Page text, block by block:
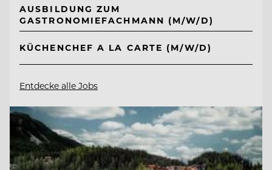
AUSBILDUNG ZUM
GASTRONOMIEFACHMANN (M/W/D)
KÜCHENCHEF A LA CARTE (M/W/D)
Entdecke alle Jobs